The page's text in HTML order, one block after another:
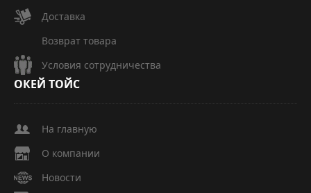
Доставка
Возврат товара
Условия сотрудничества
ОКЕЙ ТОЙС
На главную
О компании
Новости